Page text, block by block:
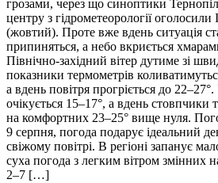
грозами, через що синоптики
центру з гідрометеорології оголосили
(жовтий). Проте вже вдень ситуація
припиняться, а небо вкриється
Північно-західний вітер дутиме зі
показники термометрів
а вдень повітря прогріється до
очікується 15–17°, а вдень стовпчики
на комфортних 23–25° вище нуля.
9 серпня, погода подарує ідеальний
свіжому повітрі. В регіоні запанує
суха погода з легким вітром змінних
2–7 […]